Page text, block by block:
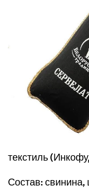
текстиль
Состав: свинина,